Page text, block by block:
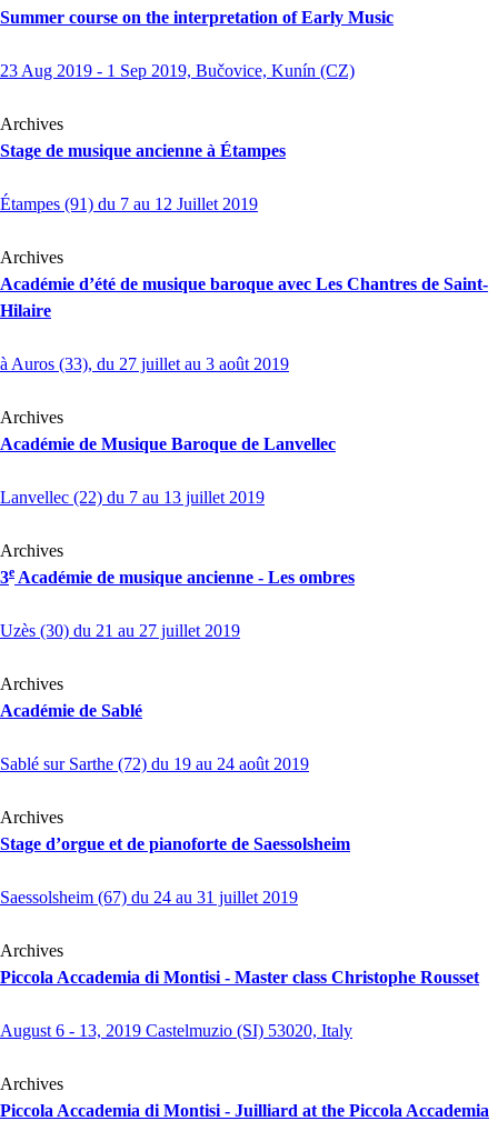
Summer course on the interpretation of Early Music
23 Aug 2019 - 1 Sep 2019, Bučovice, Kunín (CZ)
Archives
Stage de musique ancienne à Étampes
Étampes (91) du 7 au 12 Juillet 2019
Archives
Académie d’été de musique baroque avec Les Chantres de Saint-
Hilaire
à Auros (33), du 27 juillet au 3 août 2019
Archives
Académie de Musique Baroque de Lanvellec
Lanvellec (22) du 7 au 13 juillet 2019
Archives
3e Académie de musique ancienne - Les ombres
Uzès (30) du 21 au 27 juillet 2019
Archives
Académie de Sablé
Sablé sur Sarthe (72) du 19 au 24 août 2019
Archives
Stage d’orgue et de pianoforte de Saessolsheim
Saessolsheim (67) du 24 au 31 juillet 2019
Archives
Piccola Accademia di Montisi - Master class Christophe Rousset
August 6 - 13, 2019 Castelmuzio (SI) 53020, Italy
Archives
Piccola Accademia di Montisi - Juilliard at the Piccola Accademia